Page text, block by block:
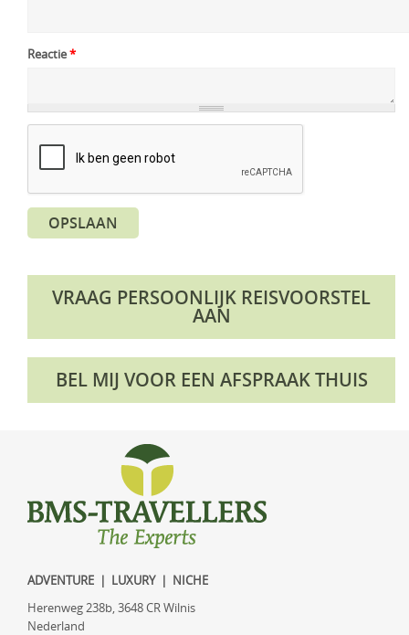
Reactie*
OPSLAAN
VRAAG PERSOONLIJK REISVOORSTEL
AAN
BEL MIJ VOOR EEN AFSPRAAK THUIS
ADVENTURE | LUXURY | NICHE
Herenweg 238b, 3648 CR Wilnis
Nederland